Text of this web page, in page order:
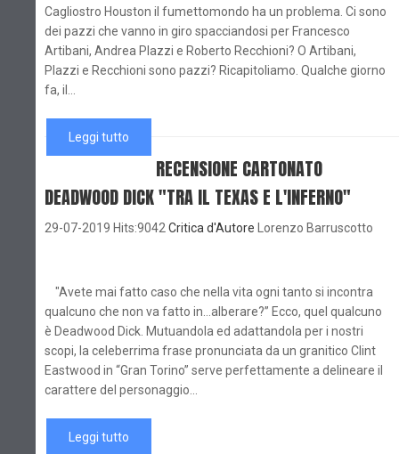
Cagliostro Houston il fumettomondo ha un problema. Ci sono
dei pazzi che vanno in giro spacciandosi per Francesco
Artibani, Andrea Plazzi e Roberto Recchioni? O Artibani,
Plazzi e Recchioni sono pazzi? Ricapitoliamo. Qualche giorno
fa, il...
Leggi tutto
RECENSIONE CARTONATO
DEADWOOD DICK "TRA IL TEXAS E L'INFERNO"
29-07-2019 Hits:9042 Critica d'Autore Lorenzo Barruscotto
"Avete mai fatto caso che nella vita ogni tanto si incontra
qualcuno che non va fatto in…alberare?” Ecco, quel qualcuno
è Deadwood Dick. Mutuandola ed adattandola per i nostri
scopi, la celeberrima frase pronunciata da un granitico Clint
Eastwood in “Gran Torino” serve perfettamente a delineare il
carattere del personaggio...
Leggi tutto